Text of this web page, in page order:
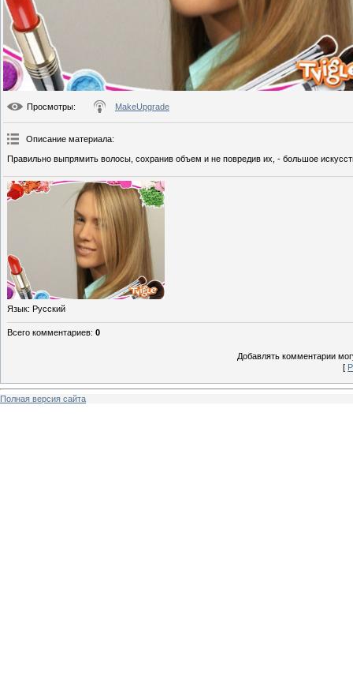
Просмотры: MakeUpgrade
Описание материала:
Правильно выпрямить волосы, сохранив объем и не повредив их, - большое
Язык: Русский
Всего комментариев: 0
Добавлять комментарии
[
Полная версия сайта